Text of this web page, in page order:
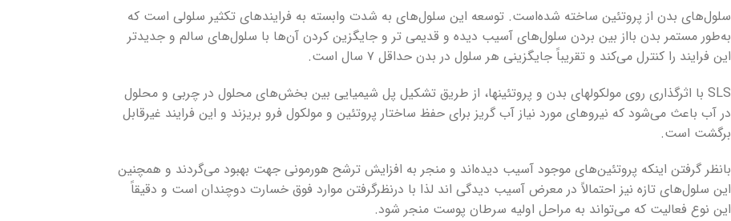
سلول‌های بدن از پروتئین ساخته شده‌است. توسعه این سلول‌های به شدت وابسته به فرایندهای تکثیر سلولی است که
به‌طور مستمر بدن بااز بین بردن سلول‌های آسیب دیده و قدیمی تر و جایگزین کردن آن‌ها با سلول‌های سالم و جدیدتر
این فرایند را کنترل می‌کند و تقریباً جایگزینی هر سلول در بدن حداقل ۷ سال است.
SLS با اثرگذاری روی مولکولهای بدن و پروتئینها، از طریق تشکیل پل شیمیایی بین بخش‌های محلول در چربی و محلول
در آب باعث می‌شود که نیروهای مورد نیاز آب گریز برای حفظ ساختار پروتئین و مولکول فرو بریزند و این فرایند غیرقابل
برگشت است.
بانظر گرفتن اینکه پروتئین‌های موجود آسیب دیده‌اند و منجر به افزایش ترشح هورمونی جهت بهبود می‌گردند و همچنین
این سلول‌های تازه نیز احتمالاً در معرض آسیب دیدگی اند لذا با درنظرگرفتن موارد فوق خسارت دوچندان است و دقیقاً
این نوع فعالیت که می‌تواند به مراحل اولیه سرطان پوست منجر شود.